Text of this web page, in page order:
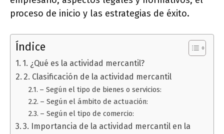
proceso de inicio y las estrategias de éxito.
Índice
1. ¿Qué es la actividad mercantil?
2. Clasificación de la actividad mercantil
– Según el tipo de bienes o servicios:
– Según el ámbito de actuación:
– Según el tipo de comercio:
3. Importancia de la actividad mercantil en la